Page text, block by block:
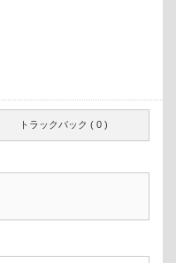
トラックバック ( 0 )